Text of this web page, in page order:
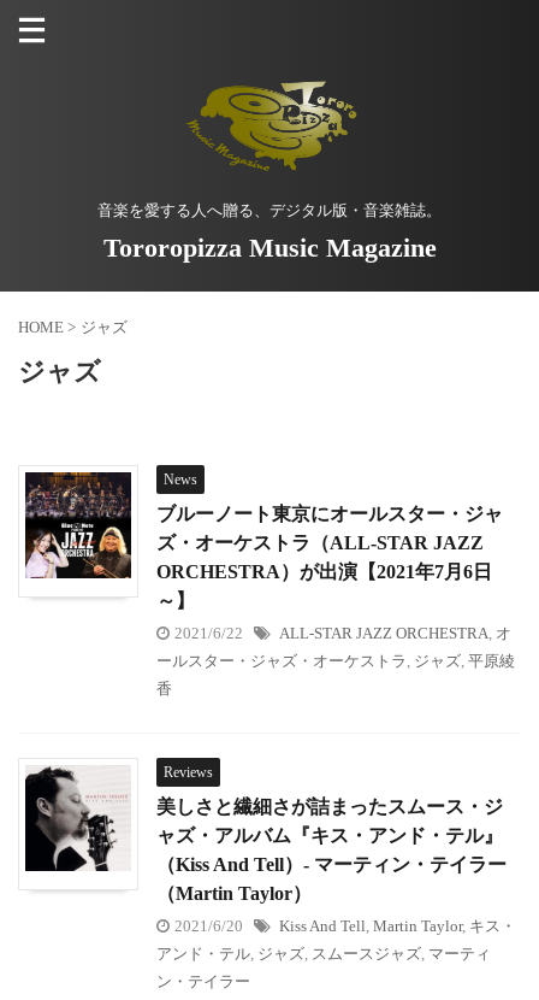
音楽を愛する人へ贈る、デジタル版・音楽雑誌。
Tororopizza Music Magazine
HOME > ジャズ
ジャズ
News
ブルーノート東京にオールスター・ジャ
ズ・オーケストラ（ALL-STAR JAZZ
ORCHESTRA）が出演【2021年7月6日
～】
2021/6/22 ALL-STAR JAZZ ORCHESTRA オ
ールスター・ジャズ・オーケストラ ジャズ 平原綾
香
Reviews
美しさと繊細さが詰まったスムース・ジ
ャズ・アルバム『キス・アンド・テル』
（Kiss And Tell）- マーティン・テイラー
（Martin Taylor）
2021/6/20 Kiss And Tell Martin Taylor, キス・
アンド・テル ジャズ スムースジャズ マーティ
ン・テイラー